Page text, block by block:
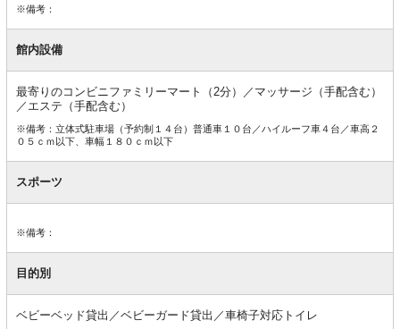
※備考：
館内設備
最寄りのコンビニファミリーマート（2分）／マッサージ（手配含む）
／エステ（手配含む）
※備考：立体式駐車場（予約制１４台）普通車１０台／ハイルーフ車４台／車高２
０５ｃｍ以下、車幅１８０ｃｍ以下
スポーツ
※備考：
目的別
ベビーベッド貸出／ベビーガード貸出／車椅子対応トイレ